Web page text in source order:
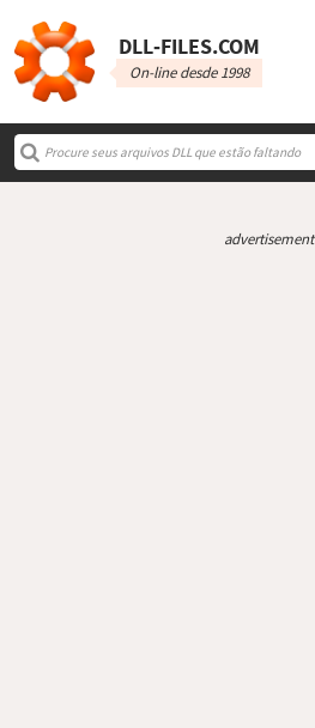
DLL‑FILES.COM
On-line desde 1998
advertisement